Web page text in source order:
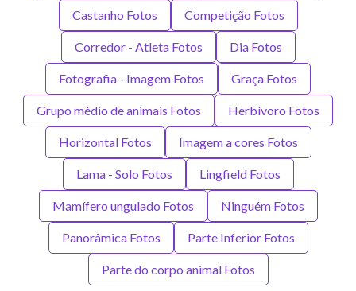
Castanho Fotos Competição Fotos
Corredor - Atleta Fotos Dia Fotos
Fotografia - Imagem Fotos Graça Fotos
Grupo médio de animais Fotos Herbívoro Fotos
Horizontal Fotos Imagem a cores Fotos
Lama - Solo Fotos Lingfield Fotos
Mamífero ungulado Fotos Ninguém Fotos
Panorâmica Fotos Parte Inferior Fotos
Parte do corpo animal Fotos